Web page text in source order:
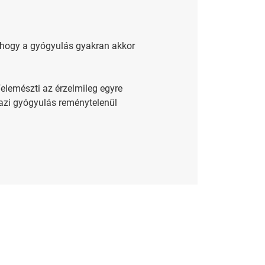
a gyógyulás gyakran akkor
az érzelmileg egyre
gyógyulás reménytelenül